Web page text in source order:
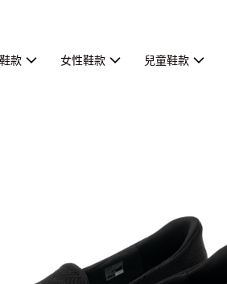
款 女性鞋款 兒童鞋款